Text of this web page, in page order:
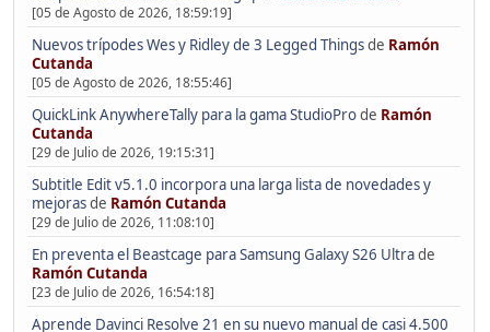
[05 de Agosto de 2026, 18:59:19]
Nuevos trípodes Wes y Ridley de 3 Legged Thingsde Ramón
Cutanda
[05 de Agosto de 2026, 18:55:46]
QuickLink AnywhereTally para la gama StudioProde Ramón
Cutanda
[29 de Julio de 2026, 19:15:31]
Subtitle Edit v5.1.0 incorpora una larga lista de novedades y
mejorasde Ramón Cutanda
[29 de Julio de 2026, 11:08:10]
En preventa el Beastcage para Samsung Galaxy S26 Ultrade
Ramón Cutanda
[23 de Julio de 2026, 16:54:18]
Aprende Davinci Resolve 21 en su nuevo manual de casi 4.500